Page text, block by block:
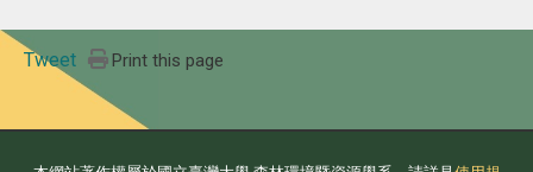
Tweet Print this page